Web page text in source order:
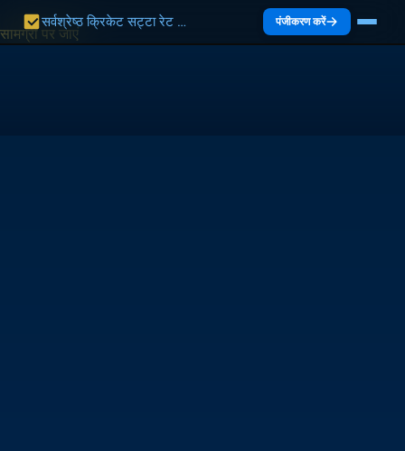
सामग्री पर जाएं
सर्वश्रेष्ठ क्रिकेट सट्टा रेट भारत 2027 | भारत गाइड पंजीकरण करें